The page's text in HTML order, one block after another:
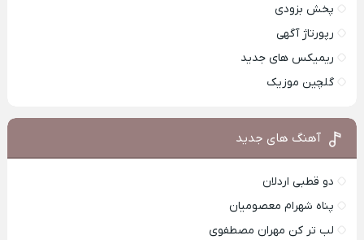
پخش بزودی
رپورتاژ آگهی
ریمیکس های جدید
گلچین موزیک
آهنگ های جدید
دو قطبی اردلان
پناه شهرام معصومیان
لب تر کن مهران مصطفوی